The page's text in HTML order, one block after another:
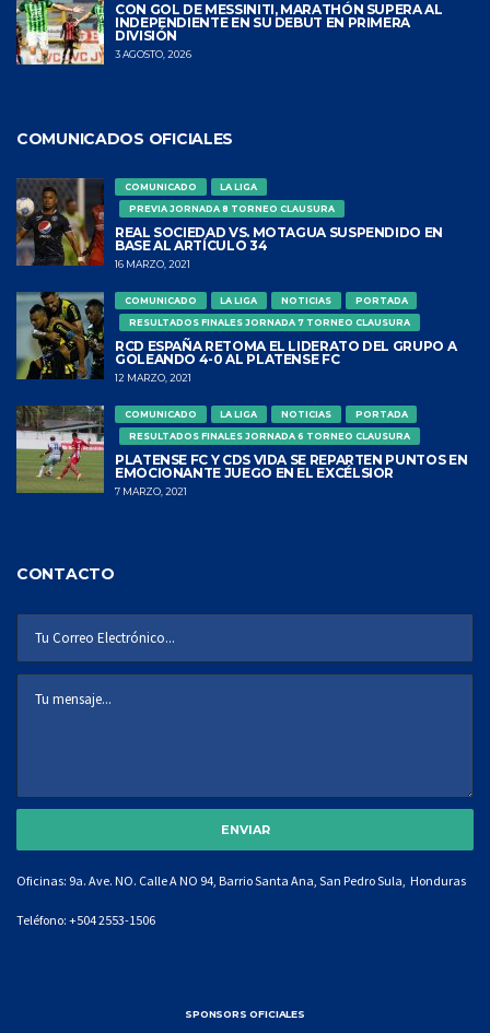
CON GOL DE MESSINITI, MARATHÓN SUPERA AL
INDEPENDIENTE EN SU DEBUT EN PRIMERA
DIVISIÓN
3 AGOSTO, 2026
COMUNICADOS OFICIALES
COMUNICADO
LA LIGA
PREVIA JORNADA 8 TORNEO CLAUSURA
REAL SOCIEDAD VS. MOTAGUA SUSPENDIDO EN
BASE AL ARTÍCULO 34
16 MARZO, 2021
COMUNICADO LA LIGA NOTICIAS
PORTADA
RESULTADOS FINALES JORNADA 7 TORNEO CLAUSURA
RCD ESPAÑA RETOMA EL LIDERATO DEL GRUPO A
GOLEANDO 4-0 AL PLATENSE FC
12 MARZO, 2021
COMUNICADO LA LIGA NOTICIAS
PORTADA
RESULTADOS FINALES JORNADA 6 TORNEO CLAUSURA
PLATENSE FC Y CDS VIDA SE REPARTEN PUNTOS EN
EMOCIONANTE JUEGO EN EL EXCÉLSIOR
7 MARZO, 2021
CONTACTO
Oficinas: 9a. Ave. NO. Calle A NO 94, Barrio Santa Ana, San Pedro Sula, Honduras
Teléfono: +504 2553-1506
SPONSORS OFICIALES